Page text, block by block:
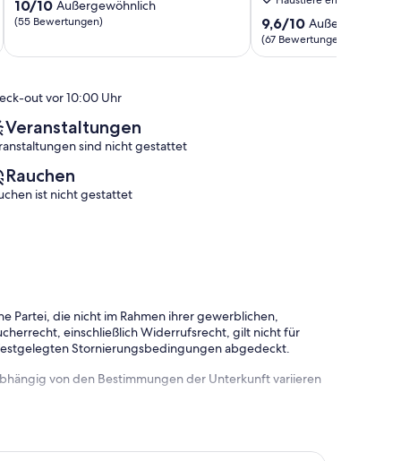
von
10/10 Außergewöhnlich
(55 Bewertungen)
9.6
von
10,
9,6/10
(67 Bewertungen)
out vor 10:00 Uhr
Veranstaltungen
sind nicht gestattet
Rauchen
ist nicht gestattet
Partei, die nicht im Rahmen ihrer gewerblichen,
einschließlich Widerrufsrecht, gilt nicht für
Stornierungsbedingungen abgedeckt.
von den Bestimmungen der Unterkunft variieren